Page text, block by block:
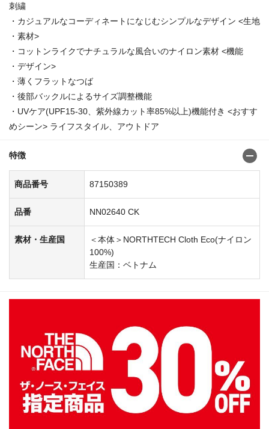
刺繍
・カジュアルなコーディネートになじむシンプルなデザイン <生地
・素材>
・コットンライクでナチュラルな風合いのナイロン素材 <機能
・デザイン>
・薄くフラットなつば
・後部バックルによるサイズ調整機能
・UVケア(UPF15-30、紫外線カット率85%以上)機能付き <おすす
めシーン> ライフスタイル、アウトドア
特徴
商品番号 87150389
品番 NN02640 CK
素材・生産国
＜本体＞NORTHTECH Cloth Eco(ナイロン
100%)
生産国：ベトナム